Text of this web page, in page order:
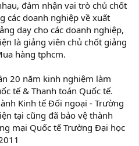
đảm nhận vai trò chủ chốt
các doanh nghiệp về xuất
dạy cho các doanh nghiệp,
là giảng viên chủ chốt giảng
hàng tphcm.
20 năm kinh nghiệm làm
tế & Thanh toán Quốc tế.
Kinh tế Đối ngoại - Trường
tại cũng đã bảo vệ thành
mại Quốc tế Trường Đại học